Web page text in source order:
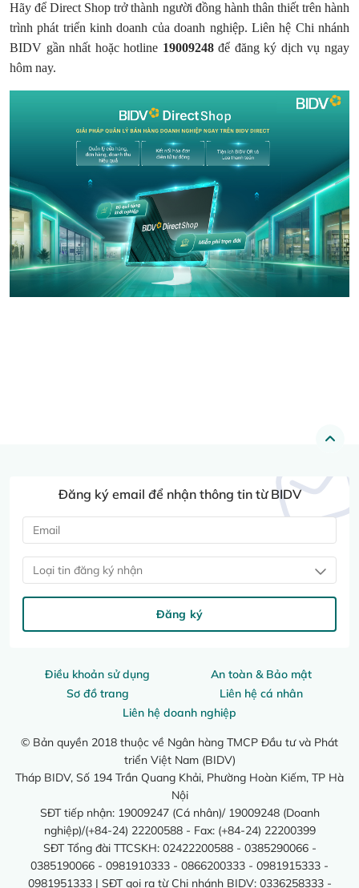
Hãy để Direct Shop trở thành người đồng hành thân thiết trên hành
trình phát triển kinh doanh của doanh nghiệp. Liên hệ Chi nhánh
BIDV gần nhất hoặc hotline 19009248để đăng ký dịch vụ ngay
hôm nay.
Điều khoản sử dụng
An toàn & Bảo mật
Sơ đồ trang
Liên hệ cá nhân
Liên hệ doanh nghiệp
© Bản quyền 2018 thuộc về Ngân hàng TMCP Đầu tư và Phát
triển Việt Nam (BIDV)
Tháp BIDV, Số 194 Trần Quang Khải, Phường Hoàn Kiếm, TP Hà
Nội
SĐT tiếp nhận: 19009247 (Cá nhân)/ 19009248 (Doanh
nghiệp)/(+84-24) 22200588 - Fax: (+84-24) 22200399
SĐT Tổng đài TTCSKH: 02422200588 - 0385290066 -
0385190066 - 0981910333 - 0866200333 - 0981915333 -
0981951333 | SĐT gọi ra từ Chi nhánh BIDV: 0336258333 -
Đăng ký email để nhận thông tin từ BIDV
Loại tin đăng ký nhận
Đăng ký